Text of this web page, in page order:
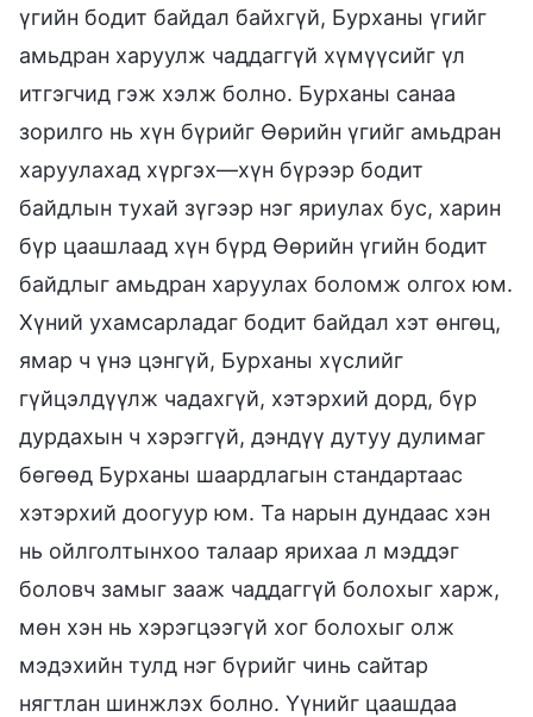
үгийн бодит байдал байхгүй, Бурханы үгийг
амьдран харуулж чаддаггүй хүмүүсийг үл
итгэгчид гэж хэлж болно. Бурханы санаа
зорилго нь хүн бүрийг Өөрийн үгийг амьдран
харуулахад хүргэх—хүн бүрээр бодит
байдлын тухай зүгээр нэг яриулах бус, харин
бүр цаашлаад хүн бүрд Өөрийн үгийн бодит
байдлыг амьдран харуулах боломж олгох юм.
Хүний ухамсарладаг бодит байдал хэт өнгөц,
ямар ч үнэ цэнгүй, Бурханы хүслийг
гүйцэлдүүлж чадахгүй, хэтэрхий дорд, бүр
дурдахын ч хэрэггүй, дэндүү дутуу дулимаг
бөгөөд Бурханы шаардлагын стандартаас
хэтэрхий доогуур юм. Та нарын дундаас хэн
нь ойлголтынхоо талаар ярихаа л мэддэг
боловч замыг зааж чаддаггүй болохыг харж,
мөн хэн нь хэрэгцээгүй хог болохыг олж
мэдэхийн тулд нэг бүрийг чинь сайтар
нягтлан шинжлэх болно. Үүнийг цаашдаа